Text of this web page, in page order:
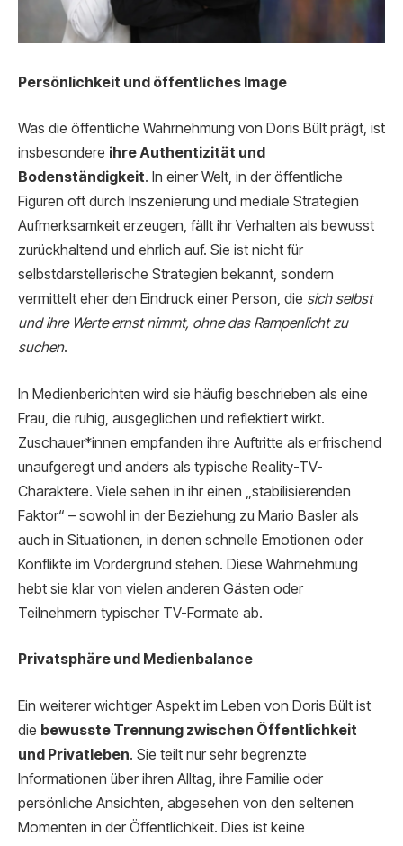
Persönlichkeit und öffentliches Image
Was die öffentliche Wahrnehmung von Doris Bült prägt, ist
insbesondere ihre Authentizität und
Bodenständigkeit. In einer Welt, in der öffentliche
Figuren oft durch Inszenierung und mediale Strategien
Aufmerksamkeit erzeugen, fällt ihr Verhalten als bewusst
zurückhaltend und ehrlich auf. Sie ist nicht für
selbstdarstellerische Strategien bekannt, sondern
vermittelt eher den Eindruck einer Person, die sich selbst
und ihre Werte ernst nimmt, ohne das Rampenlicht zu
suchen.
In Medienberichten wird sie häufig beschrieben als eine
Frau, die ruhig, ausgeglichen und reflektiert wirkt.
Zuschauer*innen empfanden ihre Auftritte als erfrischend
unaufgeregt und anders als typische Reality-TV-
Charaktere. Viele sehen in ihr einen „stabilisierenden
Faktor“ – sowohl in der Beziehung zu Mario Basler als
auch in Situationen, in denen schnelle Emotionen oder
Konflikte im Vordergrund stehen. Diese Wahrnehmung
hebt sie klar von vielen anderen Gästen oder
Teilnehmern typischer TV-Formate ab.
Privatsphäre und Medienbalance
Ein weiterer wichtiger Aspekt im Leben von Doris Bült ist
die bewusste Trennung zwischen Öffentlichkeit
und Privatleben. Sie teilt nur sehr begrenzte
Informationen über ihren Alltag, ihre Familie oder
persönliche Ansichten, abgesehen von den seltenen
Momenten in der Öffentlichkeit. Dies ist keine